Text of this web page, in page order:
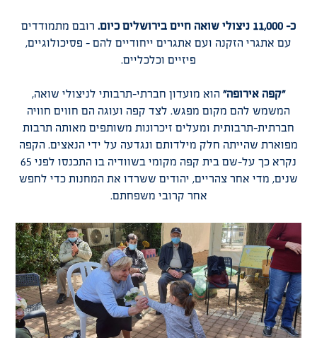
כ- 11,000 ניצולי שואה חיים בירושלים כיום.
רובם מתמודדים
עם אתגרי הזקנה ועם אתגרים ייחודיים להם – פסיכולוגיים,
פיזיים וכלכליים.
"קפה אירופה" הוא מועדון חברתי-תרבותי לניצולי שואה,
המשמש להם מקום מפגש. לצד קפה ועוגה הם חווים חוויה
חברתית-תרבותית ומעלים זיכרונות משותפים מאותה תרבות
מפוארת שהייתה חלק מילדותם ונגדעה על ידי הנאצים. הקפה
נקרא כך על-שם בית קפה מקומי בשוודיה בו התכנסו לפני 65
שנים, מדי אחר צהריים, יהודים ששרדו את המחנות כדי לחפש
אחר קרובי משפחתם.